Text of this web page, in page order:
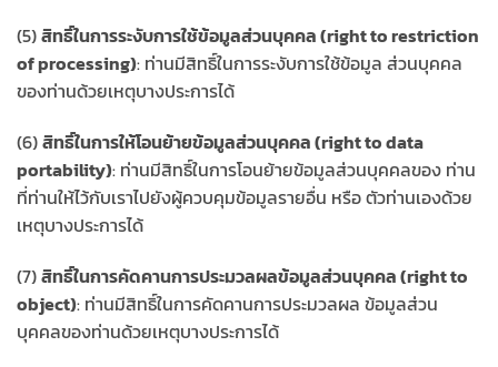
(5)สิทธิ์ในการระงับการใช้ข้อมูลส่วนบุคคล (right to restriction
of processing): ท่านมีสิทธิ์ในการระงับการใช้ข้อมูล ส่วนบุคคล
ของท่านด้วยเหตุบางประการได้
(6)สิทธิ์ในการให้โอนย้ายข้อมูลส่วนบุคคล (right to data
portability): ท่านมีสิทธิ์ในการโอนย้ายข้อมูลส่วนบุคคลของ ท่าน
ที่ท่านให้ไว้กับเราไปยังผู้ควบคุมข้อมูลรายอื่น หรือ ตัวท่านเองด้วย
เหตุบางประการได้
(7)สิทธิ์ในการคัดคานการประมวลผลข้อมูลส่วนบุคคล (right to
object): ท่านมีสิทธิ์ในการคัดคานการประมวลผล ข้อมูลส่วน
บุคคลของท่านด้วยเหตุบางประการได้